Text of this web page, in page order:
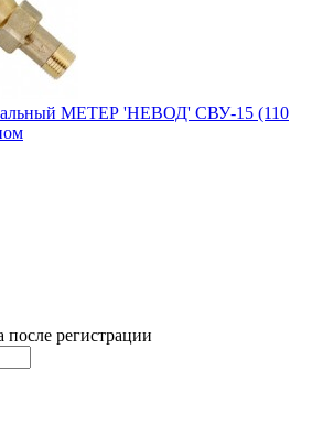
МЕТЕР 'НЕВОД' СВУ-15 (110
после регистрации